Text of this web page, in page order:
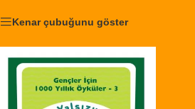
Kenar çubuğunu göster